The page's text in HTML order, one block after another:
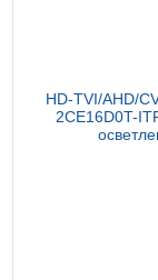
HD-TVI/AHD/
2CE16D0T-